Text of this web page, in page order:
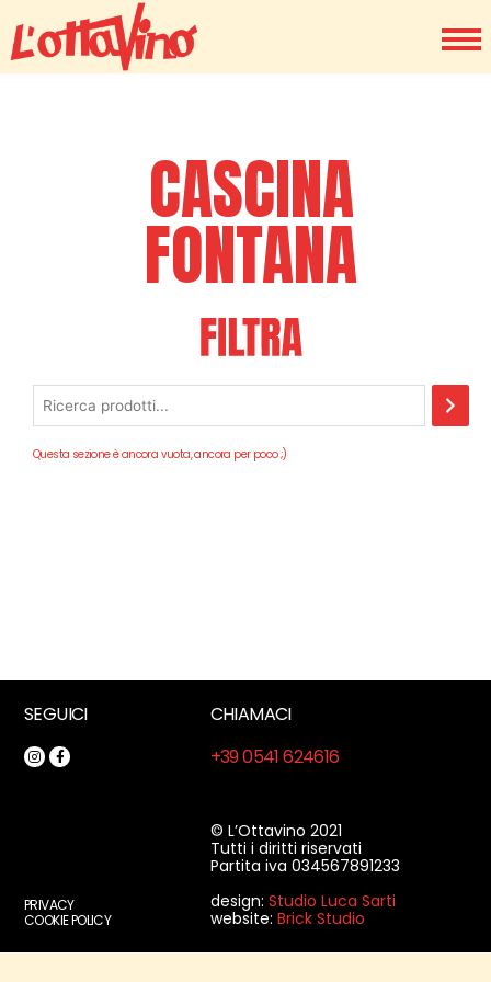
CASCINA
FONTANA
Questa sezione è ancora vuota, ancora per poco ;)
SEGUICI
CHIAMACI
+39 0541 624616
PRIVACY
COOKIE POLICY
© L’Ottavino 2021
Tutti i diritti riservati
Partita iva 034567891233
design: Studio Luca Sarti
website: Brick Studio